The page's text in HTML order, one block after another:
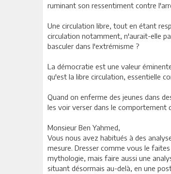
ruminant son ressentiment contre
Une circulation libre, tout en étant
circulation notamment, n'aurait-elle
basculer dans l'extrémisme ?
La démocratie est une valeur
qu'est la libre circulation, essentielle
Quand on enferme des jeunes dans
les voir verser dans le comportement
Monsieur Ben Yahmed,
Vous nous avez habitués à des
mesure. Dresser comme vous le
mythologie, mais faire aussi une
situant désormais au-delà, en une